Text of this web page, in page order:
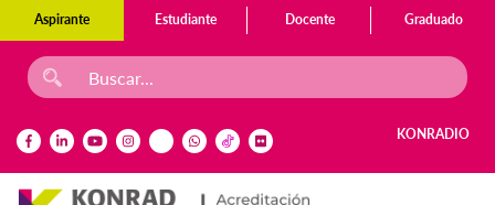
Aspirante Estudiante Docente Graduado
KONRADIO